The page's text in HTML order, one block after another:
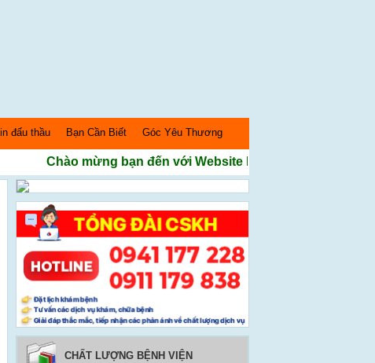
đấu thầu Bạn Cần Biết Góc Yêu Thương
Chào mừng bạn đến với Website Bệnh Viện Sản nhi Nghệ
CHẤT LƯỢNG BỆNH VIỆN